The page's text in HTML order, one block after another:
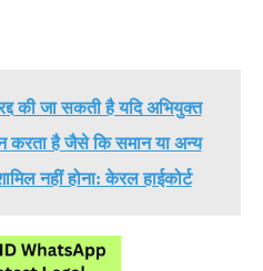
की जा सकती है यदि अभियुक्त
करता है जैसे कि समान या अन्य
नहीं होना: केरल हाईकोर्ट